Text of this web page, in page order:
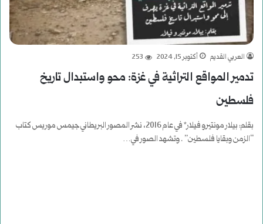
العربي القديم أكتوبر 15, 2024 253
تدمير المواقع التراثية في غزة: محو واستبدال تاريخ
فلسطين
بقلم: بيلار مونتيرو فيلار* في عام 2016، نشر المصور البريطاني جيمس موريس كتاب
“الزمن وبقايا فلسطين” . وتشهد الصور في…